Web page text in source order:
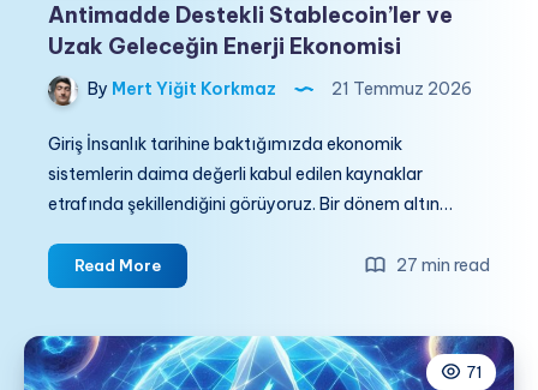
Antimadde Destekli Stablecoin’ler ve
Uzak Geleceğin Enerji Ekonomisi
By Mert Yiğit Korkmaz 21 Temmuz 2026
Giriş İnsanlık tarihine baktığımızda ekonomik
sistemlerin daima değerli kabul edilen kaynaklar
etrafında şekillendiğini görüyoruz. Bir dönem altın…
Read MoreAntimadde
Destekli
ve
Uzak
27 min read
71